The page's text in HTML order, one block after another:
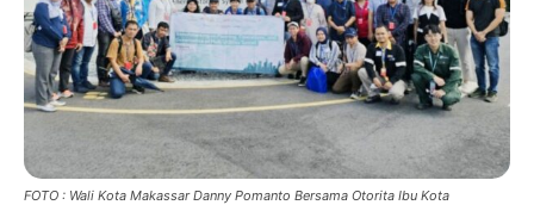
FOTO : Wali Kota Makassar Danny Pomanto Bersama Otorita Ibu Kota